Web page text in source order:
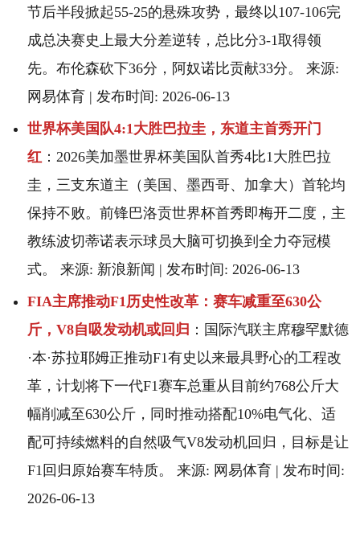
节后半段掀起55-25的悬殊攻势，最终以107-106完
成总决赛史上最大分差逆转，总比分3-1取得领
先。布伦森砍下36分，阿奴诺比贡献33分。 来源:
网易体育 | 发布时间: 2026-06-13
世界杯美国队4:1大胜巴拉圭，东道主首秀开门
红 ：2026美加墨世界杯美国队首秀4比1大胜巴拉
圭，三支东道主（美国、墨西哥、加拿大）首轮均
保持不败。前锋巴洛贡世界杯首秀即梅开二度，主
教练波切蒂诺表示球员大脑可切换到全力夺冠模
式。 来源: 新浪新闻 | 发布时间: 2026-06-13
FIA主席推动F1历史性改革：赛车减重至630公
斤，V8自吸发动机或回归 ：国际汽联主席穆罕默德
·本·苏拉耶姆正推动F1有史以来最具野心的工程改
革，计划将下一代F1赛车总重从目前约768公斤大
幅削减至630公斤，同时推动搭配10%电气化、适
配可持续燃料的自然吸气V8发动机回归，目标是让
F1回归原始赛车特质。 来源: 网易体育 | 发布时间:
2026-06-13